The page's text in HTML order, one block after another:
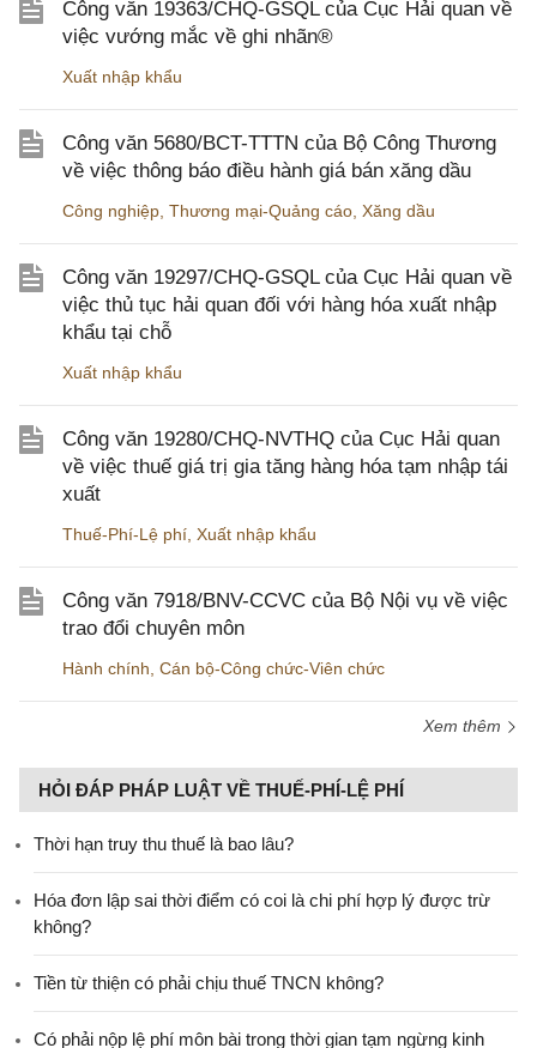
Công văn 19363/CHQ-GSQL của Cục Hải quan về
việc vướng mắc về ghi nhãn®
Xuất nhập khẩu
Công văn 5680/BCT-TTTN của Bộ Công Thương
về việc thông báo điều hành giá bán xăng dầu
Công nghiệp Thương mại-Quảng cáo Xăng dầu
Công văn 19297/CHQ-GSQL của Cục Hải quan về
việc thủ tục hải quan đối với hàng hóa xuất nhập
khẩu tại chỗ
Xuất nhập khẩu
Công văn 19280/CHQ-NVTHQ của Cục Hải quan
về việc thuế giá trị gia tăng hàng hóa tạm nhập tái
xuất
Thuế-Phí-Lệ phí Xuất nhập khẩu
Công văn 7918/BNV-CCVC của Bộ Nội vụ về việc
trao đổi chuyên môn
Hành chính Cán bộ-Công chức-Viên chức
Xem thêm
HỎI ĐÁP PHÁP LUẬT VỀ THUẾ-PHÍ-LỆ PHÍ
Thời hạn truy thu thuế là bao lâu?
Hóa đơn lập sai thời điểm có coi là chi phí hợp lý được trừ
không?
Tiền từ thiện có phải chịu thuế TNCN không?
Có phải nộp lệ phí môn bài trong thời gian tạm ngừng kinh